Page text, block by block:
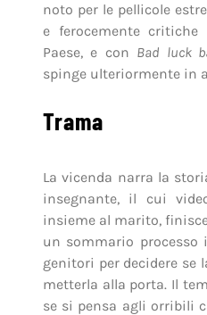
noto per le pellicole
e ferocemente
Paese, e con Bad luck
spinge ulteriormente in
Trama
La vicenda narra la
insegnante, il cui
insieme al marito,
un sommario
genitori per decidere se
metterla alla porta. Il
se si pensa agli orribili